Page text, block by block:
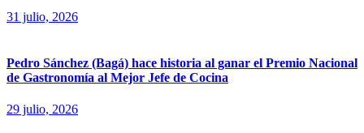
31 julio, 2026
Pedro Sánchez (Bagá) hace historia al ganar el Premio Nacional
de Gastronomía al Mejor Jefe de Cocina
29 julio, 2026